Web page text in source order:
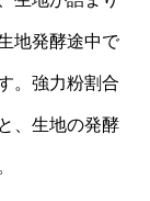
地発酵途中で
。強力粉割合
、生地の発酵